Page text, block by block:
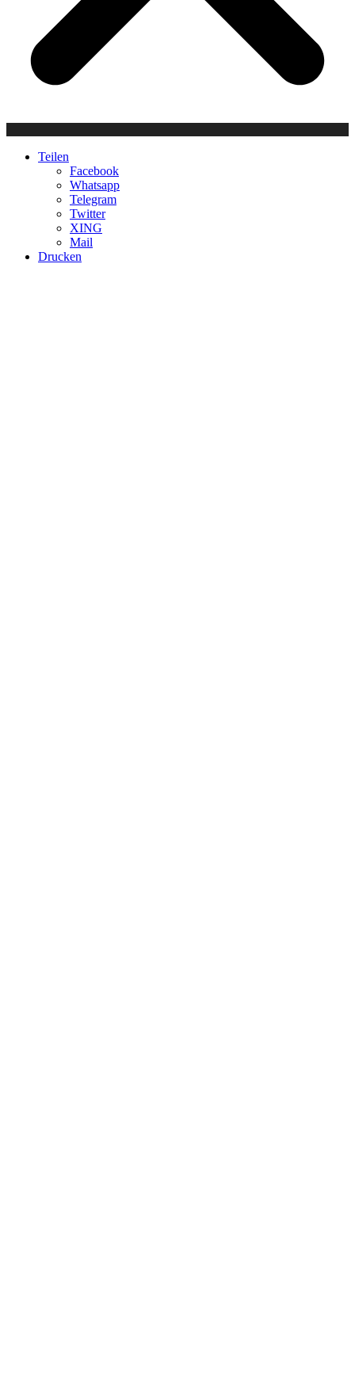
Teilen
Facebook
Whatsapp
Telegram
Twitter
XING
Mail
Drucken